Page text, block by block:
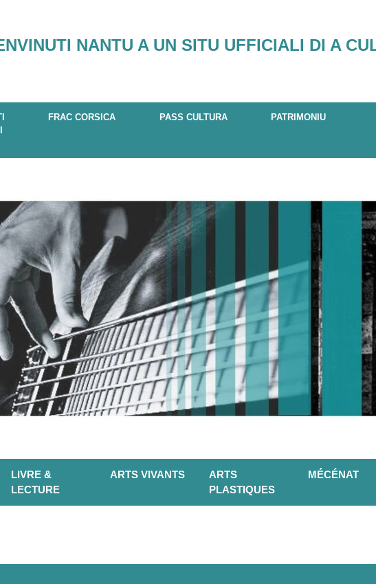
NANTU A UN SITU UFFICIALI DI A
FRAC CORSICA PASS CULTURA PATRIMONIU
LIVRE &
LECTURE
ARTS VIVANTS
ARTS
PLASTIQUES
MÉCÉNAT